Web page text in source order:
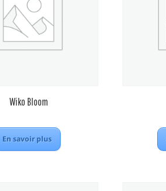
Wiko Bloom
En savoir plus